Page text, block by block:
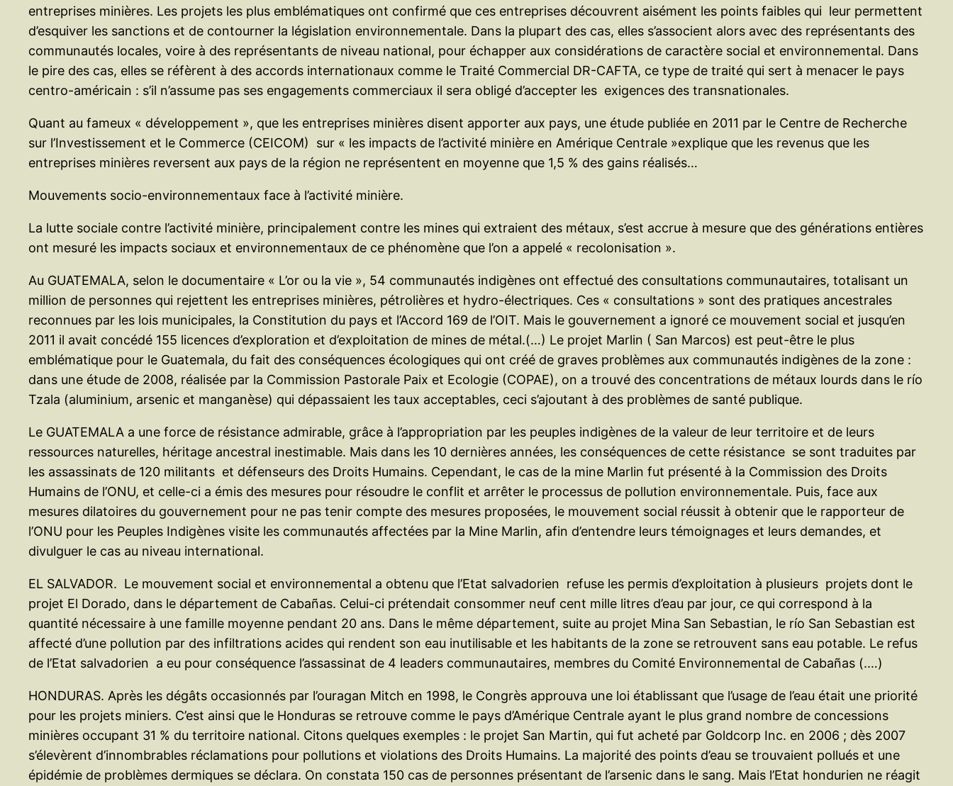
entreprises minières. Les projets les plus emblématiques ont confirmé que ces entreprises découvrent aisément les points faibles qui leur permettent
d’esquiver les sanctions et de contourner la législation environnementale. Dans la plupart des cas, elles s’associent alors avec des représentants des
communautés locales, voire à des représentants de niveau national, pour échapper aux considérations de caractère social et environnemental. Dans
le pire des cas, elles se réfèrent à des accords internationaux comme le Traité Commercial DR-CAFTA, ce type de traité qui sert à menacer le pays
centro-américain : s’il n’assume pas ses engagements commerciaux il sera obligé d’accepter les exigences des transnationales.
Quant au fameux « développement », que les entreprises minières disent apporter aux pays, une étude publiée en 2011 par le Centre de Recherche
sur l’Investissement et le Commerce (CEICOM) sur « les impacts de l’activité minière en Amérique Centrale »explique que les revenus que les
entreprises minières reversent aux pays de la région ne représentent en moyenne que 1,5 % des gains réalisés…
Mouvements socio-environnementaux face à l’activité minière.
La lutte sociale contre l’activité minière, principalement contre les mines qui extraient des métaux, s’est accrue à mesure que des générations entières
ont mesuré les impacts sociaux et environnementaux de ce phénomène que l’on a appelé « recolonisation ».
Au GUATEMALA, selon le documentaire « L’or ou la vie », 54 communautés indigènes ont effectué des consultations communautaires, totalisant un
million de personnes qui rejettent les entreprises minières, pétrolières et hydro-électriques. Ces « consultations » sont des pratiques ancestrales
reconnues par les lois municipales, la Constitution du pays et l’Accord 169 de l’OIT. Mais le gouvernement a ignoré ce mouvement social et jusqu’en
2011 il avait concédé 155 licences d’exploration et d’exploitation de mines de métal.(…) Le projet Marlin ( San Marcos) est peut-être le plus
emblématique pour le Guatemala, du fait des conséquences écologiques qui ont créé de graves problèmes aux communautés indigènes de la zone :
dans une étude de 2008, réalisée par la Commission Pastorale Paix et Ecologie (COPAE), on a trouvé des concentrations de métaux lourds dans le río
Tzala (aluminium, arsenic et manganèse) qui dépassaient les taux acceptables, ceci s’ajoutant à des problèmes de santé publique.
Le GUATEMALA a une force de résistance admirable, grâce à l’appropriation par les peuples indigènes de la valeur de leur territoire et de leurs
ressources naturelles, héritage ancestral inestimable. Mais dans les 10 dernières années, les conséquences de cette résistance se sont traduites par
les assassinats de 120 militants et défenseurs des Droits Humains. Cependant, le cas de la mine Marlin fut présenté à la Commission des Droits
Humains de l’ONU, et celle-ci a émis des mesures pour résoudre le conflit et arrêter le processus de pollution environnementale. Puis, face aux
mesures dilatoires du gouvernement pour ne pas tenir compte des mesures proposées, le mouvement social réussit à obtenir que le rapporteur de
l’ONU pour les Peuples Indigènes visite les communautés affectées par la Mine Marlin, afin d’entendre leurs témoignages et leurs demandes, et
divulguer le cas au niveau international.
EL SALVADOR. Le mouvement social et environnemental a obtenu que l’Etat salvadorien refuse les permis d’exploitation à plusieurs projets dont le
projet El Dorado, dans le département de Cabañas. Celui-ci prétendait consommer neuf cent mille litres d’eau par jour, ce qui correspond à la
quantité nécessaire à une famille moyenne pendant 20 ans. Dans le même département, suite au projet Mina San Sebastian, le río San Sebastian est
affecté d’une pollution par des infiltrations acides qui rendent son eau inutilisable et les habitants de la zone se retrouvent sans eau potable. Le refus
de l’Etat salvadorien a eu pour conséquence l’assassinat de 4 leaders communautaires, membres du Comité Environnemental de Cabañas (.…)
HONDURAS. Après les dégâts occasionnés par l’ouragan Mitch en 1998, le Congrès approuva une loi établissant que l’usage de l’eau était une priorité
pour les projets miniers. C’est ainsi que le Honduras se retrouve comme le pays d’Amérique Centrale ayant le plus grand nombre de concessions
minières occupant 31 % du territoire national. Citons quelques exemples : le projet San Martin, qui fut acheté par Goldcorp Inc. en 2006 ; dès 2007
s’élevèrent d’innombrables réclamations pour pollutions et violations des Droits Humains. La majorité des points d’eau se trouvaient pollués et une
épidémie de problèmes dermiques se déclara. On constata 150 cas de personnes présentant de l’arsenic dans le sang. Mais l’Etat hondurien ne réagit